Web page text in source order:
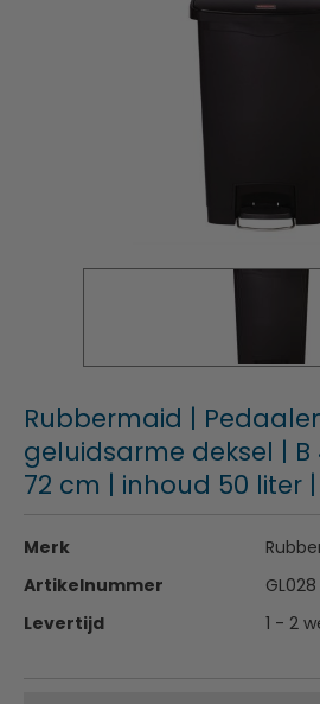
Rubbermaid |
geluidsarme deksel | B
72 cm | inhoud 50 liter |
Merk
Artikelnummer
GL028
Levertijd
1 - 2